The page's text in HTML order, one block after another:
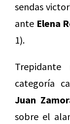
sendas
ante Elena
1).
categoría
Juan
sobre el